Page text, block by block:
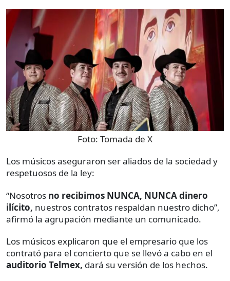
Foto: Tomada de X
Los músicos aseguraron ser aliados de la sociedad y
respetuosos de la ley:
“Nosotros no recibimos NUNCA, NUNCA dinero
ilícito, nuestros contratos respaldan nuestro dicho”,
afirmó la agrupación mediante un comunicado.
Los músicos explicaron que el empresario que los
contrató para el concierto que se llevó a cabo en el
auditorio Telmex, dará su versión de los hechos.